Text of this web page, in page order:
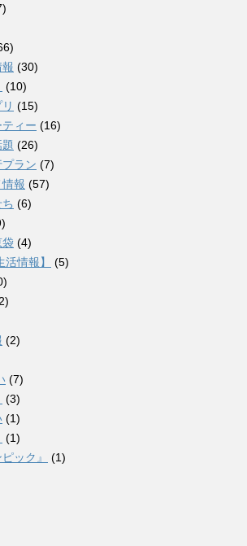
(30)
(10)
(15)
ィー (16)
(26)
ラン (7)
報 (57)
(6)
袋 (4)
情報】
(5)
(2)
(7)
(3)
(1)
(1)
ック』
(1)